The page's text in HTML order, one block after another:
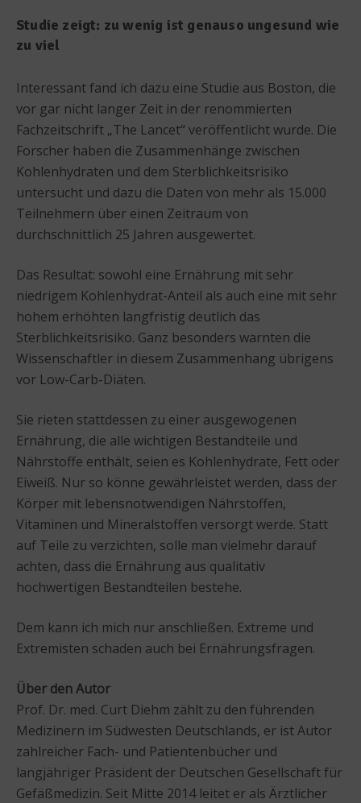
Studie zeigt: zu wenig ist genauso ungesund wie
zu viel
Interessant fand ich dazu eine Studie aus Boston, die
vor gar nicht langer Zeit in der renommierten
Fachzeitschrift „The Lancet“ veröffentlicht wurde. Die
Forscher haben die Zusammenhänge zwischen
Kohlenhydraten und dem Sterblichkeitsrisiko
untersucht und dazu die Daten von mehr als 15.000
Teilnehmern über einen Zeitraum von
durchschnittlich 25 Jahren ausgewertet.
Das Resultat: sowohl eine Ernährung mit sehr
niedrigem Kohlenhydrat-Anteil als auch eine mit sehr
hohem erhöhten langfristig deutlich das
Sterblichkeitsrisiko. Ganz besonders warnten die
Wissenschaftler in diesem Zusammenhang übrigens
vor Low-Carb-Diäten.
Sie rieten stattdessen zu einer ausgewogenen
Ernährung, die alle wichtigen Bestandteile und
Nährstoffe enthält, seien es Kohlenhydrate, Fett oder
Eiweiß. Nur so könne gewährleistet werden, dass der
Körper mit lebensnotwendigen Nährstoffen,
Vitaminen und Mineralstoffen versorgt werde. Statt
auf Teile zu verzichten, solle man vielmehr darauf
achten, dass die Ernährung aus qualitativ
hochwertigen Bestandteilen bestehe.
Dem kann ich mich nur anschließen. Extreme und
Extremisten schaden auch bei Ernährungsfragen.
Über den Autor
Prof. Dr. med. Curt Diehm zählt zu den führenden
Medizinern im Südwesten Deutschlands, er ist Autor
zahlreicher Fach- und Patientenbücher und
langjähriger Präsident der Deutschen Gesellschaft für
Gefäßmedizin. Seit Mitte 2014 leitet er als Ärztlicher